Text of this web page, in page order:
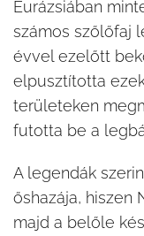
Eurázsiában
számos szőlőfaj
évvel ezelőtt
elpusztította
területeken
futotta be a
A legendák
őshazája, hiszen
majd a belőle